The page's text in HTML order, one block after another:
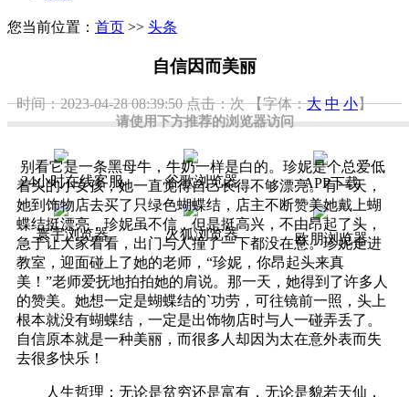
请使用下方推荐的浏览器访问
24小时在线客服 谷歌浏览器 APP下载
寰宇浏览器 火狐浏览器 欧朋浏览器
您当前位置： 首页 >> 头条
自信因而美丽
时间：2023-04-28 08:39:50点击：次 【字体：大 中 小】
别看它是一条黑母牛，牛奶一样是白的。珍妮是个总爱低
着头的小女孩，她一直觉得自己长得不够漂亮。有一天，
她到饰物店去买了只绿色蝴蝶结，店主不断赞美她戴上蝴
蝶结挺漂亮，珍妮虽不信，但是挺高兴，不由昂起了头，
急于让大家看看，出门与人撞了一下都没在意。珍妮走进
教室，迎面碰上了她的老师，“珍妮，你昂起头来真
美！”老师爱抚地拍拍她的肩说。那一天，她得到了许多人
的赞美。她想一定是蝴蝶结的`功劳，可往镜前一照，头上
根本就没有蝴蝶结，一定是出饰物店时与人一碰弄丢了。
自信原本就是一种美丽，而很多人却因为太在意外表而失
去很多快乐！
人生哲理：无论是贫穷还是富有，无论是貌若天仙，